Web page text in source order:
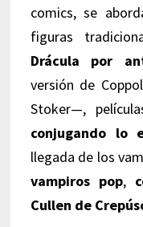
comics, se
figuras
Drácula por
versión de
Stoker—,
conjugando lo
llegada de los
vampiros pop,
Cullen de